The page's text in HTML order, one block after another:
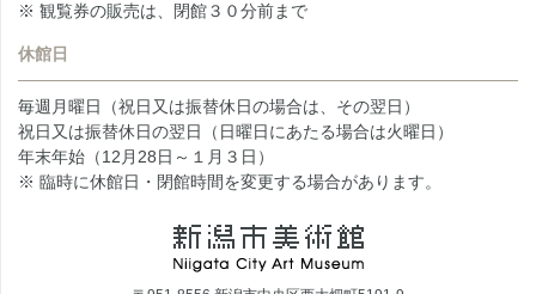
※ 観覧券の販売は、閉館３０分前まで
休館日
毎週月曜日（祝日又は振替休日の場合は、その翌日）
祝日又は振替休日の翌日（日曜日にあたる場合は火曜日）
年末年始（12月28日～１月３日）
※ 臨時に休館日・閉館時間を変更する場合があります。